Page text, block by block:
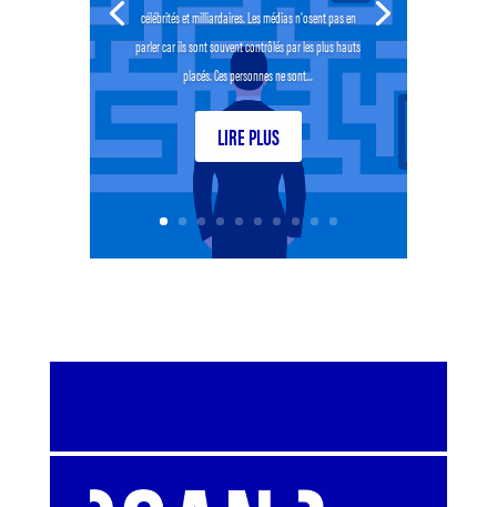
célébrités et milliardaires. Les médias n’osent pas en
parler car ils sont souvent contrôlés par les plus hauts
placés. Ces personnes ne sont...
LIRE PLUS